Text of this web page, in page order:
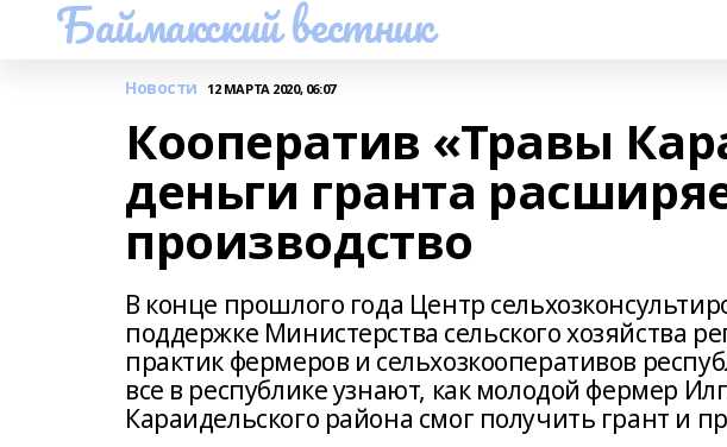
Баймакский вестник
Новости 12 МАРТА 2020, 06:07
Кооператив «Травы
деньги гранта
производство
В конце прошлого года Центр
поддержке Министерства сельского хозяйства
практик фермеров и сельхозкооперативов
все в республике узнают, как молодой фермер
Караидельского района смог получить грант и